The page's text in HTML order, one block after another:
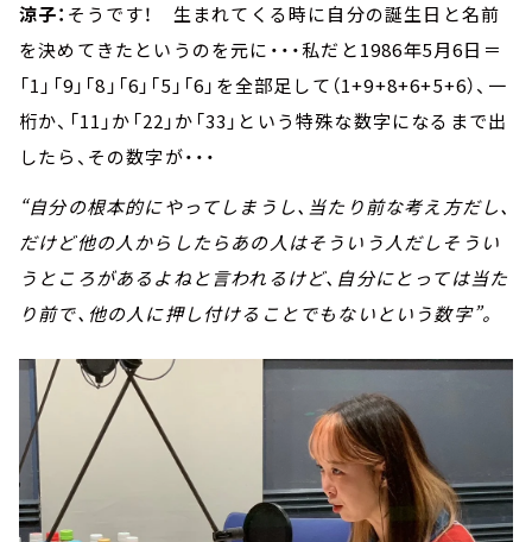
涼子： そうです！ 生まれてくる時に自分の誕生日と名前
を決めてきたというのを元に・・・私だと1986年5月6日＝
「1」「9」「8」「6」「5」「6」を全部足して（1+9+8+6+5+6）、一
桁か、「11」か「22」か「33」という特殊な数字になるまで出
したら、その数字が・・・
“自分の根本的にやってしまうし、当たり前な考え方だし、
だけど他の人からしたらあの人はそういう人だしそうい
うところがあるよねと言われるけど、自分にとっては当た
り前で、他の人に押し付けることでもないという数字”。